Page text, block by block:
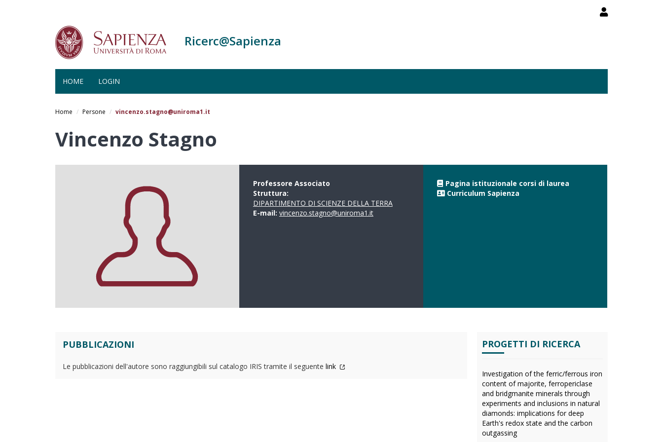
Ricerc@Sapienza
HOME LOGIN
Home Persone vincenzo.stagno@uniroma1.it
Vincenzo Stagno
Professore Associato
Struttura:
DIPARTIMENTO DI SCIENZE DELLA TERRA
E-mail: vincenzo.stagno@uniroma1.it
Pagina istituzionale corsi di laurea
Curriculum Sapienza
PUBBLICAZIONI
Le pubblicazioni dell'autore sono raggiungibili sul catalogo IRIS tramite il seguente link
PROGETTI DI RICERCA
Investigation of the ferric/ferrous iron
content of majorite, ferropericlase
and bridgmanite minerals through
experiments and inclusions in natural
diamonds: implications for deep
Earth's redox state and the carbon
outgassing